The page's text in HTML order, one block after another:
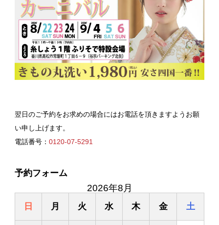
翌日のご予約をお求めの場合にはお電話を頂きますようお願
い申し上げます。
電話番号： 0120-07-5291
予約フォーム
2026年8月
日 月 火 水 木 金 土